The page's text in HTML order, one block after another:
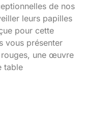
de nos
leurs papilles
pour cette
vous présenter
une œuvre
table